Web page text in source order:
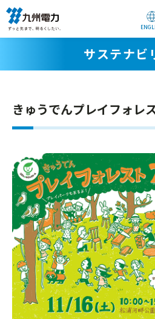
サステナビ
きゅうでんプレイフォレ